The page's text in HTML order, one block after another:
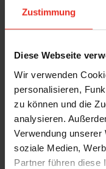
Zustimmung
Diese Webseite
Wir verwenden
personalisieren,
zu können und die
analysieren.
Verwendung
soziale Medien,
Partner führen diese
und bieten
Komfort und